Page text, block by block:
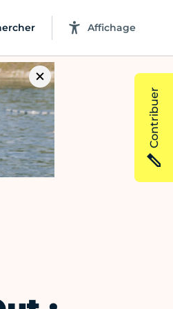
Affichage
Contribuer